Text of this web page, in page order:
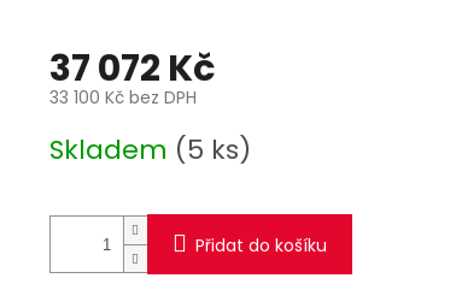
37 072 Kč
33 100 Kč bez DPH
cena:
Skladem (5 ks)
Přidat do košíku